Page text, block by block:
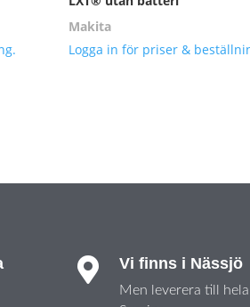
Makita
Logga in för priser &
 Vi finns i Nässjö
Men leverera till hela